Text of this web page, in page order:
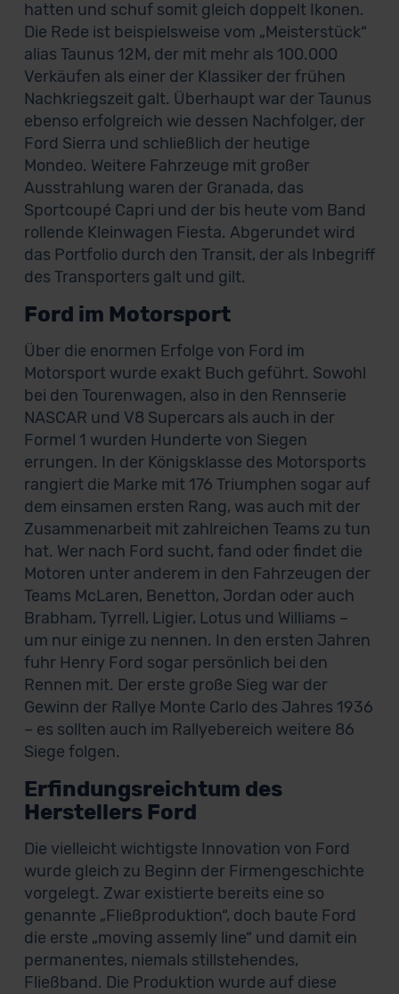
hatten und schuf somit gleich doppelt Ikonen.
Die Rede ist beispielsweise vom „Meisterstück“
alias Taunus 12M, der mit mehr als 100.000
Verkäufen als einer der Klassiker der frühen
Nachkriegszeit galt. Überhaupt war der Taunus
ebenso erfolgreich wie dessen Nachfolger, der
Ford Sierra und schließlich der heutige
Mondeo. Weitere Fahrzeuge mit großer
Ausstrahlung waren der Granada, das
Sportcoupé Capri und der bis heute vom Band
rollende Kleinwagen Fiesta. Abgerundet wird
das Portfolio durch den Transit, der als Inbegriff
des Transporters galt und gilt.
Ford im Motorsport
Über die enormen Erfolge von Ford im
Motorsport wurde exakt Buch geführt. Sowohl
bei den Tourenwagen, also in den Rennserie
NASCAR und V8 Supercars als auch in der
Formel 1 wurden Hunderte von Siegen
errungen. In der Königsklasse des Motorsports
rangiert die Marke mit 176 Triumphen sogar auf
dem einsamen ersten Rang, was auch mit der
Zusammenarbeit mit zahlreichen Teams zu tun
hat. Wer nach Ford sucht, fand oder findet die
Motoren unter anderem in den Fahrzeugen der
Teams McLaren, Benetton, Jordan oder auch
Brabham, Tyrrell, Ligier, Lotus und Williams –
um nur einige zu nennen. In den ersten Jahren
fuhr Henry Ford sogar persönlich bei den
Rennen mit. Der erste große Sieg war der
Gewinn der Rallye Monte Carlo des Jahres 1936
– es sollten auch im Rallyebereich weitere 86
Siege folgen.
Erfindungsreichtum des
Herstellers Ford
Die vielleicht wichtigste Innovation von Ford
wurde gleich zu Beginn der Firmengeschichte
vorgelegt. Zwar existierte bereits eine so
genannte „Fließproduktion“, doch baute Ford
die erste „moving assemly line“ und damit ein
permanentes, niemals stillstehendes,
Fließband. Die Produktion wurde auf diese